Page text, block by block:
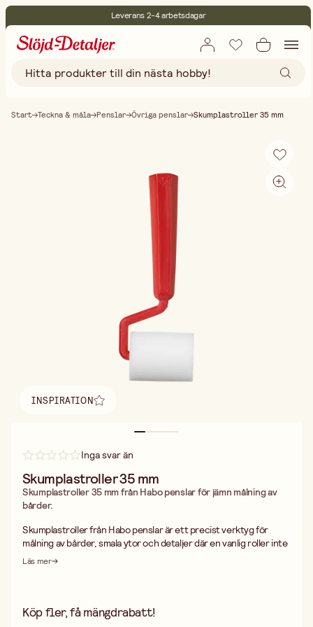
Leverans 2-4 arbetsdagar
Fri frakt vid köp över 499:-
Start Teckna & måla Penslar Övriga penslar Skumplastroller 35 mm
INSPIRATION
Hitta inspiration
Inga svar än
Skumplastroller 35 mm
Skumplastroller 35 mm från Habo penslar för jämn målning av
bårder.
Skumplastroller från Habo penslar är ett precist verktyg för
målning av bårder, smala ytor och detaljer där en vanlig roller inte
når fram. Med sin kompakta bredd på 35 mm och en diameter på
lämpad för projekt där du vill ha ett rent, jämnt resultat utan
mönster i ytan. Materialet fungerar väl med vattenbaserade
Läs mer
Köp fler, få mängdrabatt!